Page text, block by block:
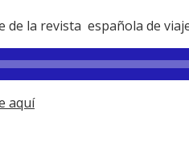
de la revista española de
aquí